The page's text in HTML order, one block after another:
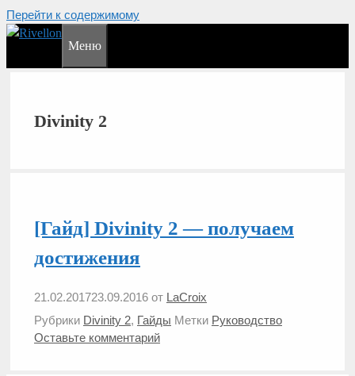
Перейти к содержимому
Меню
Divinity 2
[Гайд] Divinity 2 — получаем
достижения
21.02.201723.09.2016 от LaCroix
Рубрики Divinity 2, Гайды Метки Руководство
Оставьте комментарий